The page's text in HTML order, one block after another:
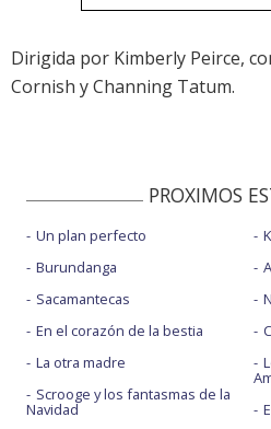
Dirigida por Kimberly Peirce,
Cornish y Channing Tatum.
PROXIMOS
Un plan perfecto
Burundanga
Sacamantecas
En el corazón de la bestia
La otra madre
Scrooge y los fantasmas de la
Navidad